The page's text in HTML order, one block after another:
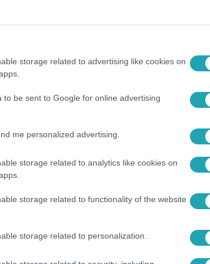
storage related to advertising like cookies on
to be sent to Google for online advertising
me personalized advertising.
storage related to analytics like cookies on
storage related to functionality of the website
storage related to personalization.
az X-Faktor 2025-ös évada
2025-ben is a hatalmas
trend”!
Sztárboxba – ezt üzeni
József a kantárt cseréli le boxkesztyűre, hogy